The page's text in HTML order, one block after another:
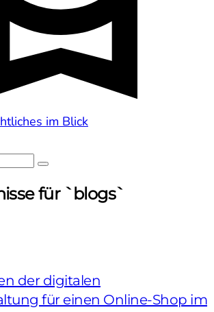
im Blick
für `blogs`
der digitalen
für einen Online-Shop im